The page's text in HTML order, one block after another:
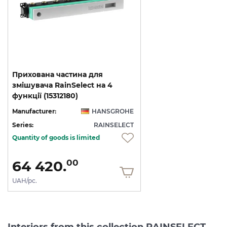
Прихована частина для
змішувача RainSelect на 4
функції (15312180)
Manufacturer:
HANSGROHE
Series:
RAINSELECT
Quantity of goods is limited
64 420.00
UAH/pc.